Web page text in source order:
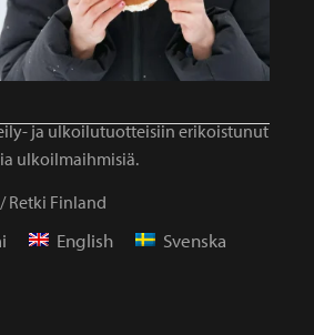
ja ulkoilutuotteisiin erikoistunut
ulkoilmaihmisiä.
Retki Finland
English Svenska